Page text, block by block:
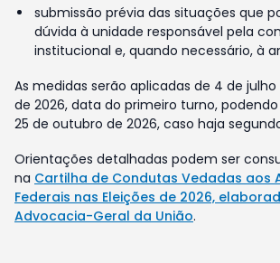
submissão prévia das situações que
dúvida à unidade responsável pela
institucional e, quando necessário, à
As medidas serão aplicadas de 4 de
de 2026, data do primeiro turno,
25 de outubro de 2026, caso haja
Orientações detalhadas podem ser
na Cartilha de Condutas Vedadas aos
Federais nas Eleições de 2026,
Advocacia-Geral da União.